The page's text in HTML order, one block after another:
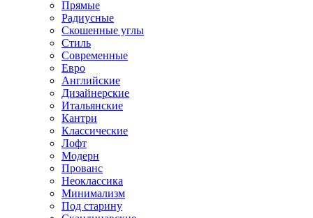
Прямые
Радиусные
Скошенные углы
Стиль
Современные
Евро
Английские
Дизайнерские
Итальянские
Кантри
Классические
Лофт
Модерн
Прованс
Неоклассика
Минимализм
Под старину